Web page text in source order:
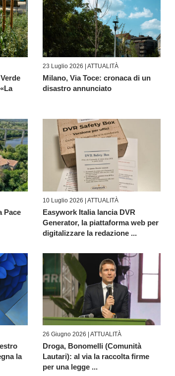
23 Luglio 2026 | ATTUALITÀ
Milano, Via Toce: cronaca di un
disastro annunciato
Pace
10 Luglio 2026 | ATTUALITÀ
Easywork Italia lancia DVR
Generator, la piattaforma web per
digitalizzare la redazione ...
la
26 Giugno 2026 | ATTUALITÀ
Droga, Bonomelli (Comunità
Lautari): al via la raccolta firme
per una legge ...